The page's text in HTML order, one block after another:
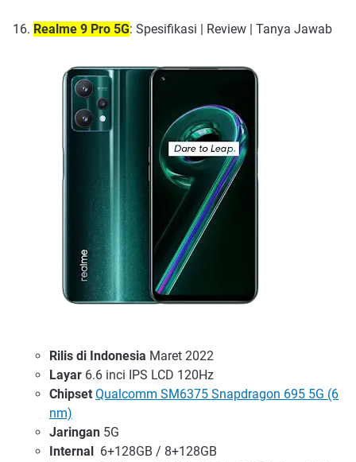
Realme 9 Pro 5G: Spesifikasi | Review | Tanya Jawab
Rilis di Indonesia Maret 2022
Layar 6.6 inci IPS LCD 120Hz
Chipset Qualcomm SM6375 Snapdragon 695 5G (6
nm)
Jaringan 5G
Internal
6+128GB / 8+128GB